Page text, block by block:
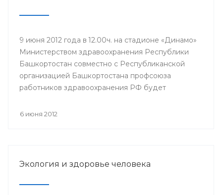
9 июня 2012 года в 12.00ч. на стадионе «Динамо»
Министерством здравоохранения Республики
Башкортостан совместно с Республиканской
организацией Башкортостана профсоюза
работников здравоохранения РФ будет
работников отрасли здравоохранения,
6 июня 2012
Экология и здоровье человека